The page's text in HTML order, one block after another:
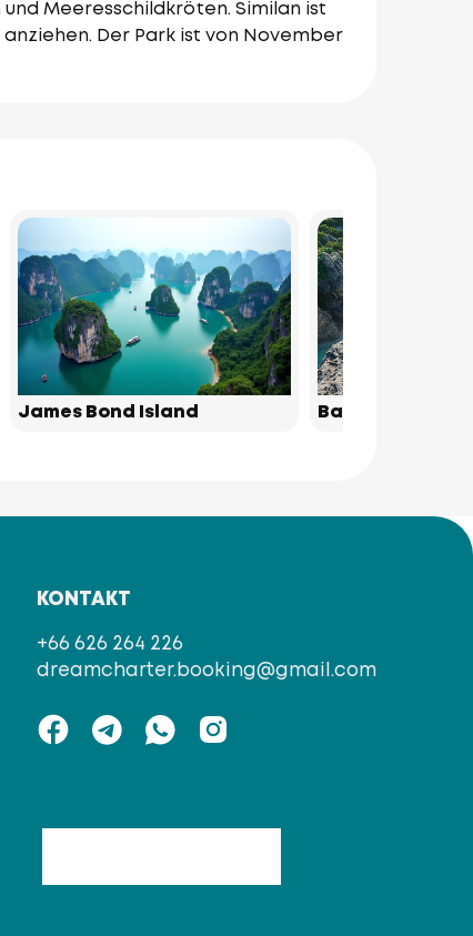
Meeresschildkröten. Similan ist
Der Park ist von November
James Bond Island Bamboo Island
KONTAKT
+66 626 264 226
dreamcharter.booking@gmail.com